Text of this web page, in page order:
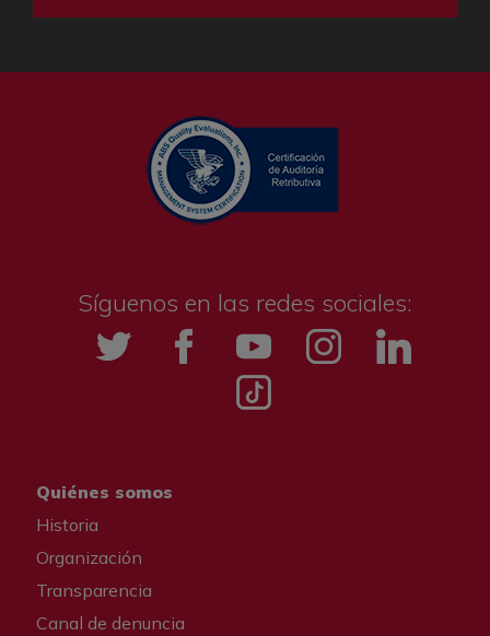
Síguenos en las redes sociales:
Twitter FacebookYouTube InstagrammLinkedIn
Tik tok
Quiénes somos
Historia
Organización
Transparencia
Canal de denuncia